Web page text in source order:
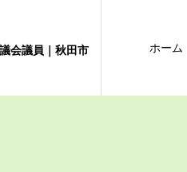
ホーム